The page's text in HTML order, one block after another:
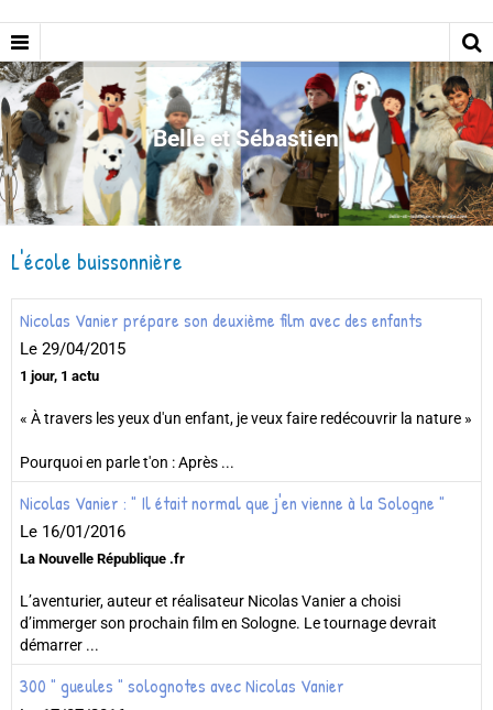
Belle et Sébastien
L'école buissonnière
Nicolas Vanier prépare son deuxième film avec des enfants
Le 29/04/2015
1 jour, 1 actu
« À travers les yeux d'un enfant, je veux faire redécouvrir la nature »
Pourquoi en parle t'on : Après ...
Nicolas Vanier : " Il était normal que j'en vienne à la Sologne "
Le 16/01/2016
La Nouvelle République .fr
L’aventurier, auteur et réalisateur Nicolas Vanier a choisi
d’immerger son prochain film en Sologne. Le tournage devrait
démarrer ...
300 " gueules " solognotes avec Nicolas Vanier